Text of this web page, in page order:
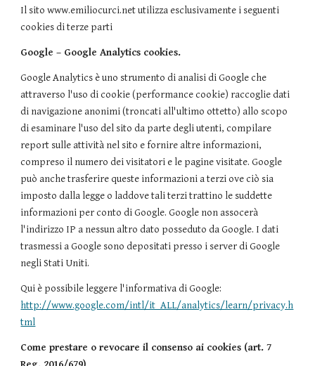
Il sito www.emiliocurci.net utilizza esclusivamente i seguenti
cookies di terze parti
Google – Google Analytics cookies.
Google Analytics è uno strumento di analisi di Google che
attraverso l'uso di cookie (performance cookie) raccoglie dati
di navigazione anonimi (troncati all'ultimo ottetto) allo scopo
di esaminare l'uso del sito da parte degli utenti, compilare
report sulle attività nel sito e fornire altre informazioni,
compreso il numero dei visitatori e le pagine visitate. Google
può anche trasferire queste informazioni a terzi ove ciò sia
imposto dalla legge o laddove tali terzi trattino le suddette
informazioni per conto di Google. Google non assocerà
l'indirizzo IP a nessun altro dato posseduto da Google. I dati
trasmessi a Google sono depositati presso i server di Google
negli Stati Uniti.
Qui è possibile leggere l'informativa di Google:
http://www.google.com/intl/it_ALL/analytics/learn/privacy.h
tml
Come prestare o revocare il consenso ai cookies (art. 7